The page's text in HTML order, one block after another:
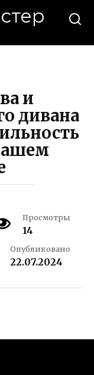
и
дивана
Просмотры
14
Опубликовано
22.07.2024